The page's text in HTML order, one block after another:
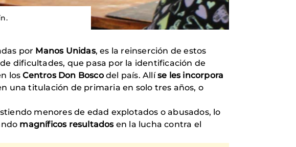
por Manos Unidas, es la reinserción de estos
dificultades, que pasa por la identificación de
losCentros Don Boscodel país. Allíse les incorpora
una titulación de primaria en solo tres años, o
menores de edad explotados o abusados, lo
magníficos resultadosen la lucha contra el